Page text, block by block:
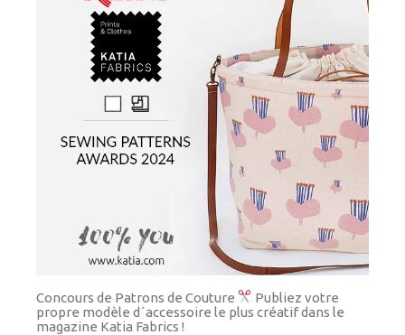
Concours de Patrons de Couture
Publiez votre
propre modèle d´accessoire le plus créatif dans le
magazine Katia Fabrics !